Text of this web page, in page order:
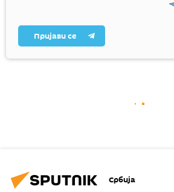
Пријави се
Србија